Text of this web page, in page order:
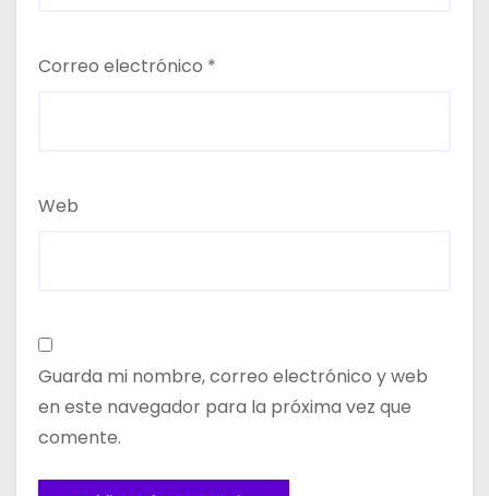
Correo electrónico *
Web
Guarda mi nombre, correo electrónico y web
en este navegador para la próxima vez que
comente.